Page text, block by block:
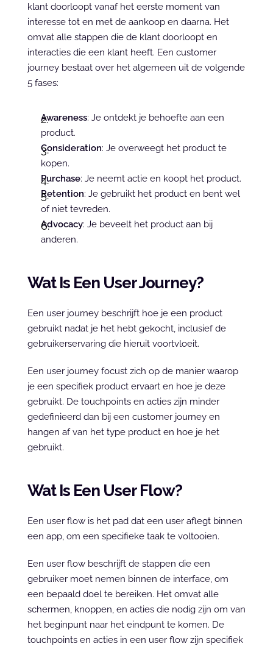
klant doorloopt vanaf het eerste moment van
interesse tot en met de aankoop en daarna. Het
omvat alle stappen die de klant doorloopt en
interacties die een klant heeft. Een customer
journey bestaat over het algemeen uit de volgende
5 fases:
Awareness: Je ontdekt je behoefte aan een
product.
Consideration: Je overweegt het product te
kopen.
Purchase: Je neemt actie en koopt het product.
Retention: Je gebruikt het product en bent wel
of niet tevreden.
Advocacy: Je beveelt het product aan bij
anderen.
Wat Is Een User Journey?
Een user journey beschrijft hoe je een product
gebruikt nadat je het hebt gekocht, inclusief de
gebruikerservaring die hieruit voortvloeit.
Een user journey focust zich op de manier waarop
je een specifiek product ervaart en hoe je deze
gebruikt. De touchpoints en acties zijn minder
gedefinieerd dan bij een customer journey en
hangen af van het type product en hoe je het
gebruikt.
Wat Is Een User Flow?
Een user flow is het pad dat een user aflegt binnen
een app, om een specifieke taak te voltooien.
Een user flow beschrijft de stappen die een
gebruiker moet nemen binnen de interface, om
een bepaald doel te bereiken. Het omvat alle
schermen, knoppen, en acties die nodig zijn om van
het beginpunt naar het eindpunt te komen. De
touchpoints en acties in een user flow zijn specifiek